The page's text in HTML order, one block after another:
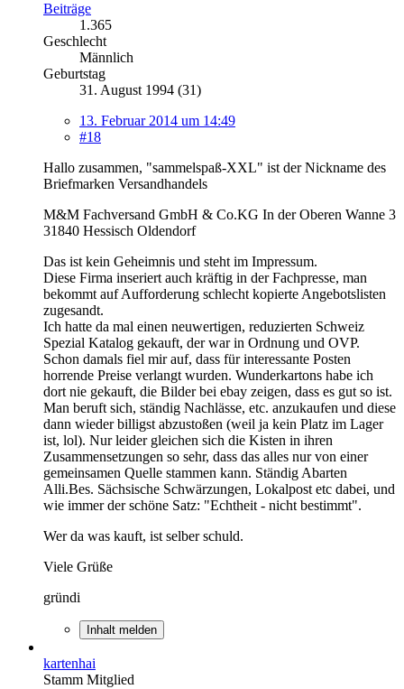
Beiträge
1.365
Geschlecht
Männlich
Geburtstag
31. August 1994 (31)
13. Februar 2014 um 14:49
#18
Hallo zusammen, "sammelspaß-XXL" ist der Nickname des
Briefmarken Versandhandels
M&M Fachversand GmbH & Co.KG In der Oberen Wanne 3
31840 Hessisch Oldendorf
Das ist kein Geheimnis und steht im Impressum.
Diese Firma inseriert auch kräftig in der Fachpresse, man
bekommt auf Aufforderung schlecht kopierte Angebotslisten
zugesandt.
Ich hatte da mal einen neuwertigen, reduzierten Schweiz
Spezial Katalog gekauft, der war in Ordnung und OVP.
Schon damals fiel mir auf, dass für interessante Posten
horrende Preise verlangt wurden. Wunderkartons habe ich
dort nie gekauft, die Bilder bei ebay zeigen, dass es gut so ist.
Man beruft sich, ständig Nachlässe, etc. anzukaufen und diese
dann wieder billigst abzustoßen (weil ja kein Platz im Lager
ist, lol). Nur leider gleichen sich die Kisten in ihren
Zusammensetzungen so sehr, dass das alles nur von einer
gemeinsamen Quelle stammen kann. Ständig Abarten
Alli.Bes. Sächsische Schwärzungen, Lokalpost etc dabei, und
wie immer der schöne Satz: "Echtheit - nicht bestimmt".
Wer da was kauft, ist selber schuld.
Viele Grüße
gründi
Inhalt melden
kartenhai
Stamm Mitglied